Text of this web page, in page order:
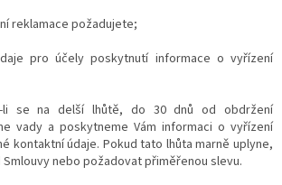
reklamace požadujete;
pro účely poskytnutí informace o vyřízení
li se na delší lhůtě, do 30 dnů od obdržení
vady a poskytneme Vám informaci o vyřízení
kontaktní údaje. Pokud tato lhůta marně uplyne,
nebo požadovat přiměřenou slevu.